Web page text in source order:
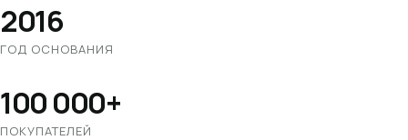
2016
ГОД ОСНОВАНИЯ
100 000+
ПОКУПАТЕЛЕЙ